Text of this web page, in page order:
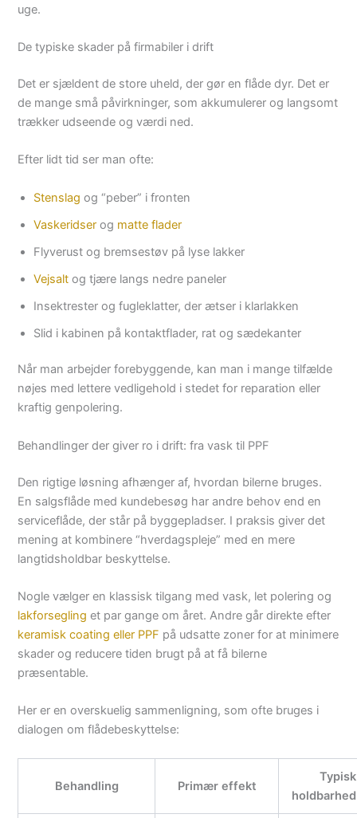
uge.
De typiske skader på firmabiler i drift
Det er sjældent de store uheld, der gør en flåde dyr. Det er
de mange små påvirkninger, som akkumulerer og langsomt
trækker udseende og værdi ned.
Efter lidt tid ser man ofte:
Stenslag og “peber” i fronten
Vaskeridser og matte flader
Flyverust og bremsestøv på lyse lakker
Vejsalt og tjære langs nedre paneler
Insektrester og fugleklatter, der ætser i klarlakken
Slid i kabinen på kontaktflader, rat og sædekanter
Når man arbejder forebyggende, kan man i mange tilfælde
nøjes med lettere vedligehold i stedet for reparation eller
kraftig genpolering.
Behandlinger der giver ro i drift: fra vask til PPF
Den rigtige løsning afhænger af, hvordan bilerne bruges.
En salgsflåde med kundebesøg har andre behov end en
serviceflåde, der står på byggepladser. I praksis giver det
mening at kombinere “hverdagspleje” med en mere
langtidsholdbar beskyttelse.
Nogle vælger en klassisk tilgang med vask, let polering og
lakforsegling et par gange om året. Andre går direkte efter
keramisk coating eller PPF på udsatte zoner for at minimere
skader og reducere tiden brugt på at få bilerne
præsentable.
Her er en overskuelig sammenligning, som ofte bruges i
dialogen om flådebeskyttelse:
Behandling Primær effekt
Typisk
holdbarhed